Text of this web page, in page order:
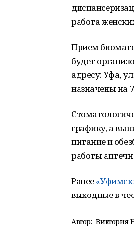
работа
Прием
будет
адресу: Уфа,
назначены на
графику, а
питание и
работы
Ранее
выходные в
Автор: Виктория